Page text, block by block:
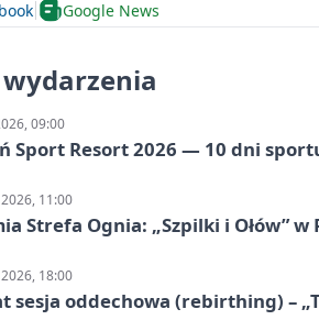
Google News
09:00
Sport Resort 2026 — 10 dni
11:00
Strefa Ognia: „Szpilki i Ołów” w
18:00
sesja oddechowa (rebirthing) –